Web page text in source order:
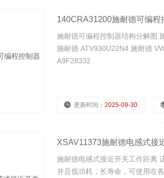
140CRA31200施耐德可编程
施耐德可编程控制器结构分解图
施耐德 ATV930U22N4 施耐德
A9F28332
更新时间： 2025-09-30
XSAV11373施耐德电感式接
施耐德电感式接近开关工作距离
并且低功耗，长寿命，可使用在